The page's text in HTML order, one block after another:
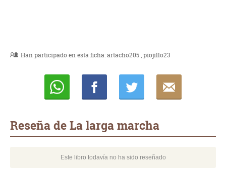
Han participado en esta ficha:artacho205 piojillo23
Reseña de La larga marcha
Este libro todavía no ha sido reseñado